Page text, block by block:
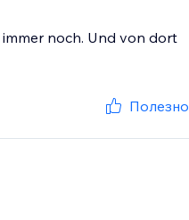
noch. Und von dort
Полезно